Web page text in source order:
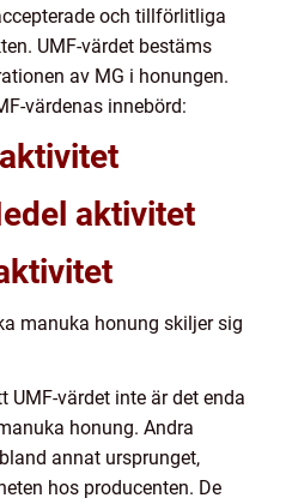
och tillförlitliga
UMF-värdet bestäms
av MG i honungen.
värdenas innebörd:
aktivitet
manuka honung skiljer sig
UMF-värdet inte är det enda
honung. Andra
annat ursprunget,
hos producenten. De